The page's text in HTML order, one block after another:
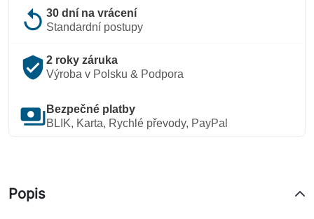
replay 30 dní na vrácení
Standardní postupy
verified_user 2 roky záruka
Výroba v Polsku & Podpora
payments Bezpečné platby
BLIK, Karta, Rychlé převody, PayPal
Popis